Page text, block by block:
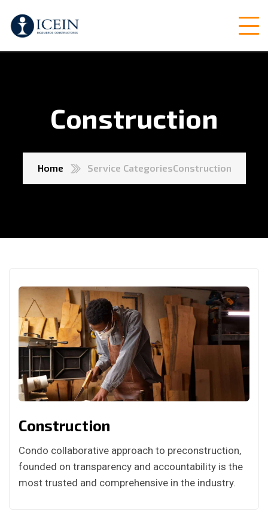
Construction
Home Service CategoriesConstruction
Construction
Condo collaborative approach to preconstruction,
founded on transparency and accountability is the
most trusted and comprehensive in the industry.